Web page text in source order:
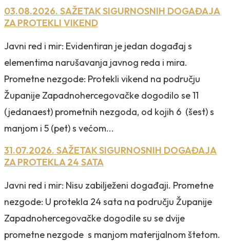
03.08.2026. SAŽETAK SIGURNOSNIH DOGAĐAJA
ZA PROTEKLI VIKEND
Javni red i mir: Evidentiran je jedan događaj s
elementima narušavanja javnog reda i mira.
Prometne nezgode: Protekli vikend na području
Županije Zapadnohercegovačke dogodilo se 11
(jedanaest) prometnih nezgoda, od kojih 6 (šest) s
manjom i 5 (pet) s većom...
31.07.2026. SAŽETAK SIGURNOSNIH DOGAĐAJA
ZA PROTEKLA 24 SATA
Javni red i mir: Nisu zabilježeni događaji. Prometne
nezgode: U protekla 24 sata na području Županije
Zapadnohercegovačke dogodile su se dvije
prometne nezgode s manjom materijalnom štetom.